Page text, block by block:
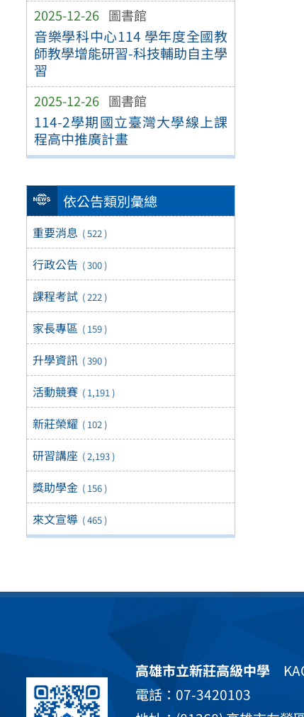
2025-12-26 圖書館
音樂學科中心114 學年度全國教
師教學增能研習-科技輔助自主學
習
2025-12-26 圖書館
114-2學期國立臺灣大學線上課
程高中推廣計畫
依公告類別彙總
重要消息 ( 522 )
行政公告 ( 300 )
課程考試 ( 222 )
家長專區 ( 159 )
升學資訊 ( 390 )
活動競賽 ( 1,191 )
新莊榮耀 ( 102 )
研習講座 ( 2,193 )
獎助學金 ( 156 )
來文宣導 ( 465 )
高雄市立新莊高級中學
電話：07-3420103